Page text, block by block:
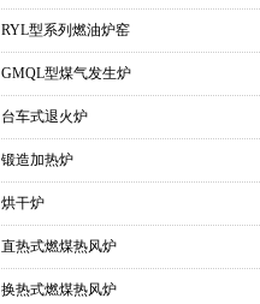
RYL型系列燃油炉窑
GMQL型煤气发生炉
台车式退火炉
锻造加热炉
烘干炉
直热式燃煤热风炉
换热式燃煤热风炉